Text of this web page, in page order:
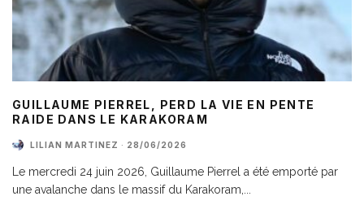
GUILLAUME PIERREL, PERD LA VIE EN PENTE
RAIDE DANS LE KARAKORAM
LILIAN MARTINEZ · 28/06/2026
Le mercredi 24 juin 2026, Guillaume Pierrel a été emporté par
une avalanche dans le massif du Karakoram,...